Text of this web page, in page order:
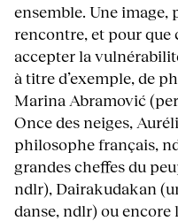
ensemble. Une image,
rencontre, et pour que
accepter la
à titre d’exemple, de
Marina Abramović
Once des neiges,
philosophe français,
grandes cheffes du
ndlr), Dairakudakan
danse, ndlr) ou encore